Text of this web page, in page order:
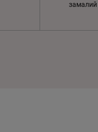
замалий